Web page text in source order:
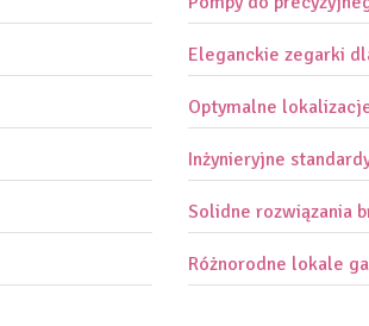
Eleganckie zegarki
Optymalne
Inżynieryjne
Solidne rozwiązania
Różnorodne lokale